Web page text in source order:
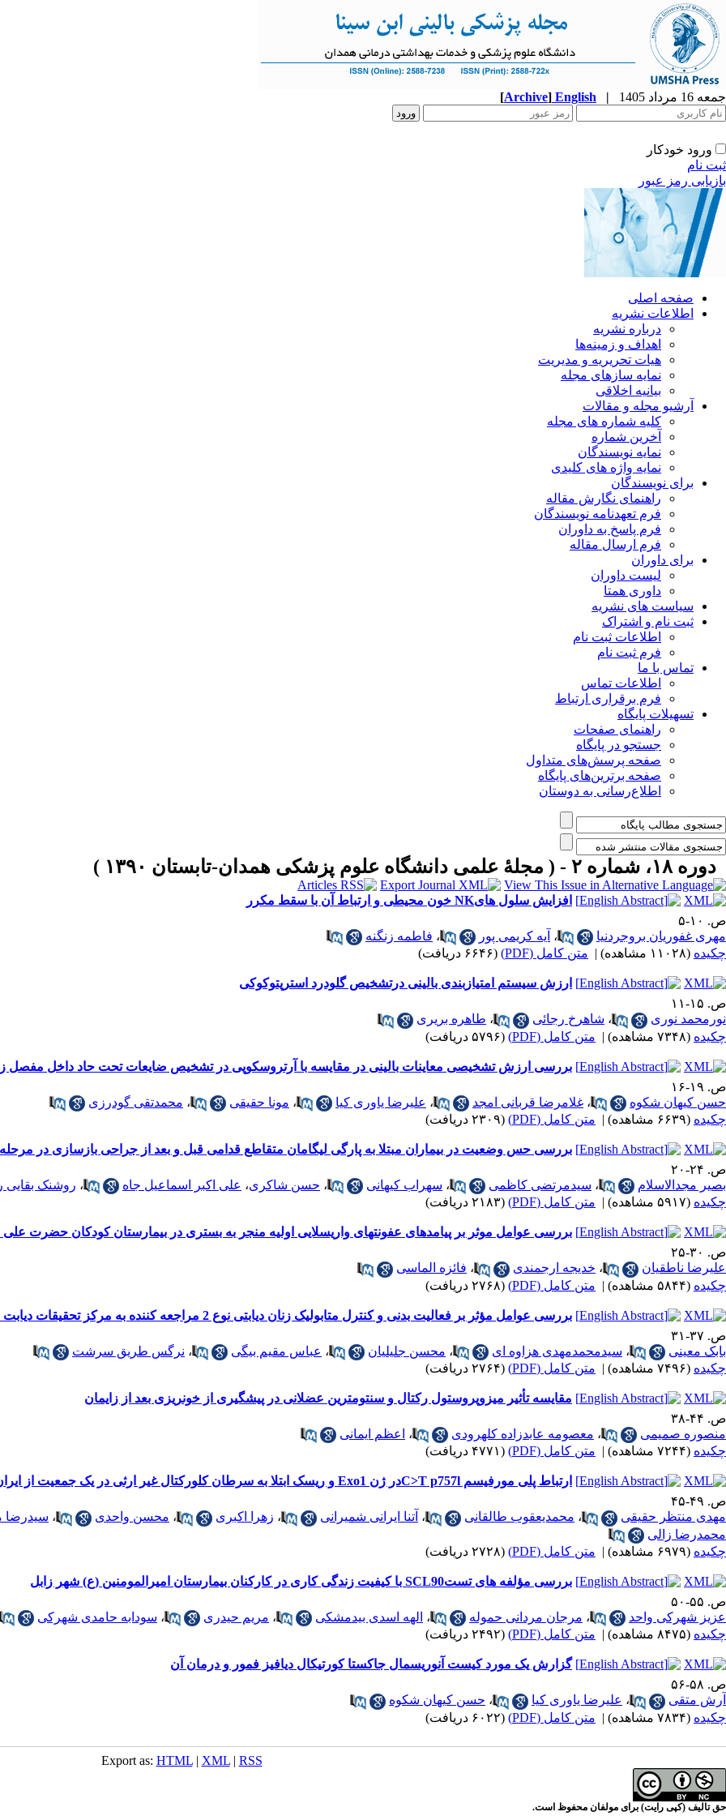
جمعه 16 مرداد 1405 |
English
[Archive]
ورود خودکار
ثبت نام
بازیابی رمز عبور
صفحه اصلی
اطلاعات نشریه
درباره نشریه
اهداف و زمینه‌ها
هیات تحریریه و مدیریت
نمایه سازهای مجله
بیانیه اخلاقی
آرشیو مجله و مقالات
کلیه شماره های مجله
آخرین شماره
نمایه نویسندگان
نمایه واژه های کلیدی
برای نویسندگان
راهنمای نگارش مقاله
فرم تعهدنامه نویسندگان
فرم پاسخ به داوران
فرم ارسال مقاله
برای داوران
لیست داوران
داوری همتا
سیاست های نشریه
ثبت نام و اشتراک
اطلاعات ثبت نام
فرم ثبت نام
تماس با ما
اطلاعات تماس
فرم برقراری ارتباط
تسهیلات پایگاه
راهنمای صفحات
جستجو در پایگاه
صفحه پرسش‌های متداول
صفحه برترین‌های پایگاه
اطلاع‌رسانی به دوستان
دوره ۱۸، شماره ۲ - ( مجلۀ علمی دانشگاه علوم پزشکی همدان-تابستان ۱۳۹۰ )
افزایش سلول هایNK خون محیطی و ارتباط آن با سقط مکرر
ص. ۱۰-۵
مهری غفوریان بروجردنیا
، آیه کریمی پور ، فاطمه زنگنه
چکیده (۱۱۰۲۸ مشاهده) | متن کامل (PDF) (۶۶۴۶ دریافت)
ارزش سیستم امتیازبندی بالینی درتشخیص گلودرد استرپتوکوکی
ص. ۱۵-۱۱
نورمحمد نوری
، شاهرخ رجائی ، طاهره بریری
چکیده (۷۳۴۸ مشاهده) | متن کامل (PDF) (۵۷۹۶ دریافت)
بررسی ارزش تشخیصی معاینات بالینی در مقایسه با آرتروسکوپی در تشخیص ضایعات تحت حاد داخل مفصل
ص. ۱۹-۱۶
حسن کیهان شکوه
، غلامرضا قربانی امجد ، علیرضا یاوری کیا ، مونا حقیقی ، محمدتقی گودرزی
چکیده (۶۶۳۹ مشاهده) | متن کامل (PDF) (۲۳۰۹ دریافت)
بررسی حس وضعیت در بیماران مبتلا به پارگی لیگامان متقاطع قدامی قبل و بعد از جراحی بازسازی در
ص. ۲۴-۲۰
بصیر مجدالاسلام
، سیدمرتضی کاظمی ، سهراب کیهانی ، حسن شاکری، علی اکبر اسماعیل جاه ، روشنک
چکیده (۵۹۱۷ مشاهده) | متن کامل (PDF) (۲۱۸۳ دریافت)
بررسی عوامل موثر بر پیامدهای عفونتهای واریسلایی اولیه منجر به بستری در بیمارستان کودکان حضرت علی اصغر
ص. ۳۰-۲۵
علیرضا ناطقیان
، خدیجه ارجمندی ، فائزه الماسی
چکیده (۵۸۴۴ مشاهده) | متن کامل (PDF) (۲۷۶۸ دریافت)
بررسی عوامل مؤثر بر فعالیت بدنی و کنترل متابولیک زنان دیابتی نوع 2 مراجعه کننده به مرکز تحقیقات دیابت شهر همدان با بهره گیری از مدل ترنس تئورتیکال
ص. ۳۷-۳۱
بابک معینی
، سیدمحمدمهدی هزاوه ای ، محسن جلیلیان ، عباس مقیم بیگی ، نرگس طریق سرشت
چکیده (۷۴۹۶ مشاهده) | متن کامل (PDF) (۲۷۶۴ دریافت)
مقایسه تأثیر میزوپروستول رکتال و سنتومترین عضلانی در پیشگیری از خونریزی بعد از زایمان
ص. ۴۴-۳۸
منصوره صمیمی
، معصومه عابدزاده کلهرودی ،
اعظم ایمانی
چکیده (۷۲۴۴ مشاهده) | متن کامل (PDF) (۴۷۷۱ دریافت)
ارتباط پلی مورفیسم C>T p757lدر ژن Exo1 و ریسک ابتلا به سرطان کلورکتال غیر ارثی در یک جمعیت از ایران
ص. ۴۹-۴۵
مهدی منتظر حقیقی
، محمدیعقوب طالقانی ، آتنا ایرانی شمیرانی ، زهرا اکبری ، محسن واحدی ، سیدرضا
محمدرضا زالی
چکیده (۶۹۷۹ مشاهده) | متن کامل (PDF) (۲۷۲۸ دریافت)
بررسی مؤلفه های تستSCL90 با کیفیت زندگی کاری در کارکنان بیمارستان امیرالمومنین (ع) شهر زابل
ص. ۵۵-۵۰
عزیز شهرکی واحد
، مرجان مردانی حموله ، الهه اسدی بیدمشکی ، مریم حیدری ، سودابه حامدی شهرکی
چکیده (۸۴۷۵ مشاهده) | متن کامل (PDF) (۲۴۹۲ دریافت)
گزارش یک مورد کیست آنوریسمال جاکستا کورتیکال دیافیز فمور و درمان آن
ص. ۵۸-۵۶
آرش متقی
، علیرضا یاوری کیا ، حسن کیهان شکوه
چکیده (۷۸۳۴ مشاهده) | متن کامل (PDF) (۶۰۲۲ دریافت)
Export as: HTML| XML| RSS
حق تالیف (کپی رایت) برای مولفان محفوظ است.